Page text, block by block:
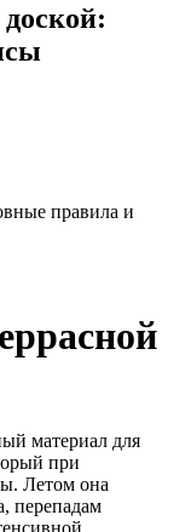
правила и
материал для
при
Летом она
перепадам